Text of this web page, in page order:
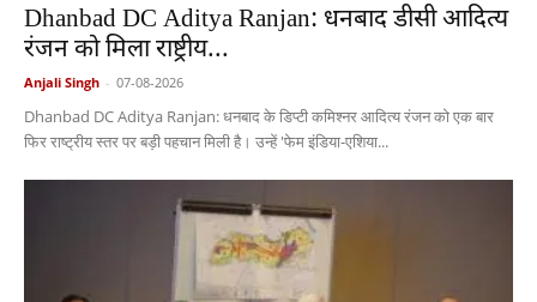
Dhanbad DC Aditya Ranjan: धनबाद डीसी आदित्य
रंजन को मिला राष्ट्रीय...
Anjali Singh - 07-08-2026
Dhanbad DC Aditya Ranjan: धनबाद के डिप्टी कमिश्नर आदित्य रंजन को एक बार
फिर राष्ट्रीय स्तर पर बड़ी पहचान मिली है। उन्हें 'फेम इंडिया-एशिया...